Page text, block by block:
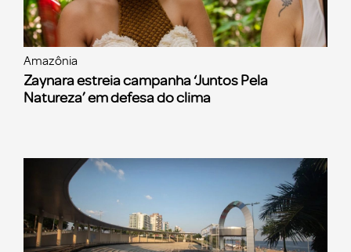
Amazônia
Zaynara estreia campanha ‘Juntos Pela
Natureza’ em defesa do clima